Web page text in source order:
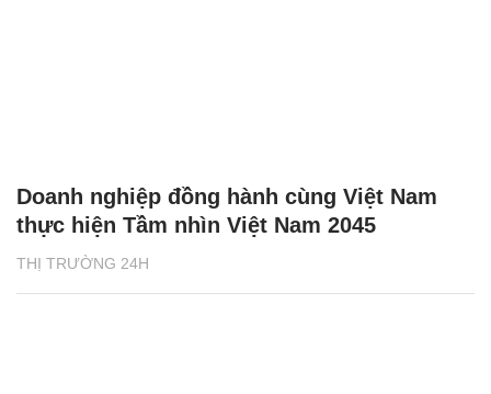
THỊ TRƯỜNG 24H
Doanh nghiệp đồng hành cùng Việt Nam
thực hiện Tầm nhìn Việt Nam 2045